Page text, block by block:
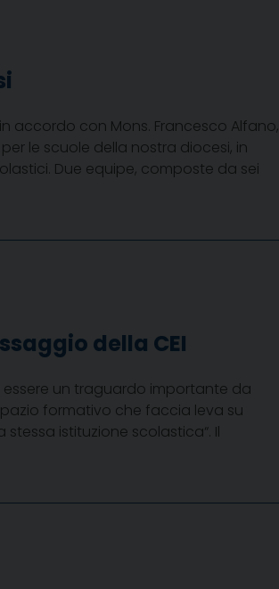
accordo con Mons. Francesco Alfano,
le scuole della nostra diocesi, in
Due equipe, composte da sei
della CEI
un traguardo importante da
formativo che faccia leva su
istituzione scolastica“. Il